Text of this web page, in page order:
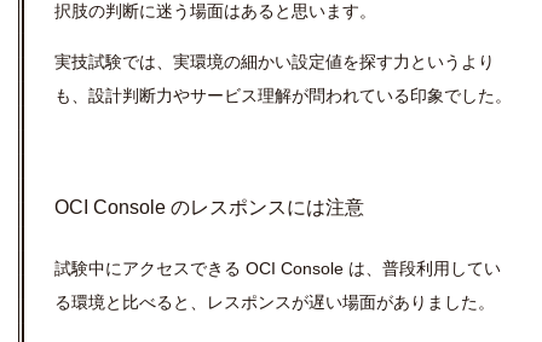
択肢の判断に迷う場面はあると思います。
実技試験では、実環境の細かい設定値を探す力というより
も、設計判断力やサービス理解が問われている印象でした。
OCI Console のレスポンスには注意
試験中にアクセスできる OCI Console は、普段利用してい
る環境と比べると、レスポンスが遅い場面がありました。